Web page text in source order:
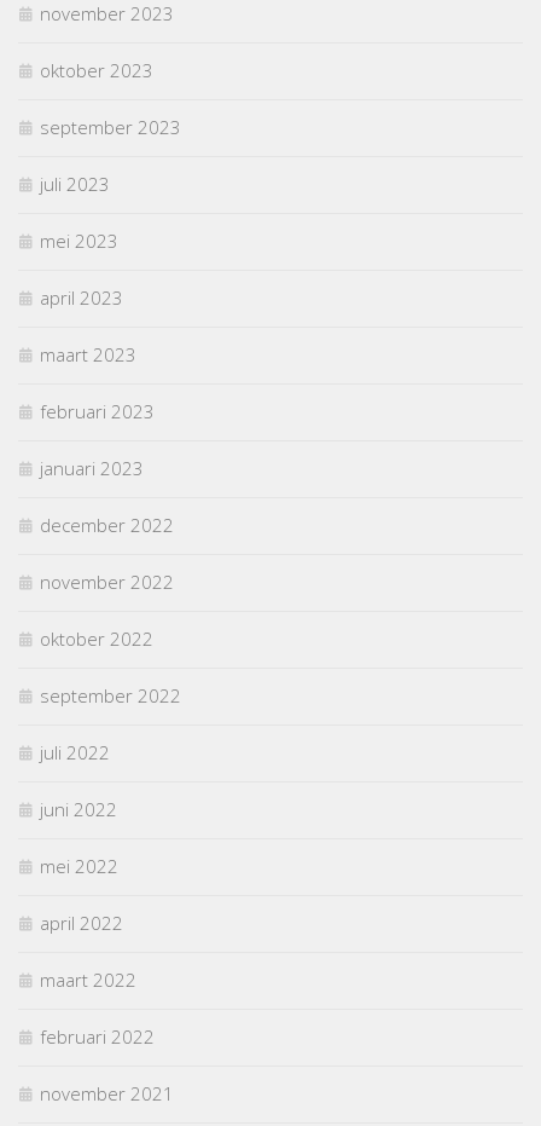
november 2023
oktober 2023
september 2023
juli 2023
mei 2023
april 2023
maart 2023
februari 2023
januari 2023
december 2022
november 2022
oktober 2022
september 2022
juli 2022
juni 2022
mei 2022
april 2022
maart 2022
februari 2022
november 2021